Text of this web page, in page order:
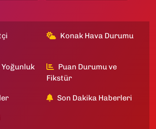
Konak Hava Durumu
Puan Durumu ve
Fikstür
Son Dakika Haberleri